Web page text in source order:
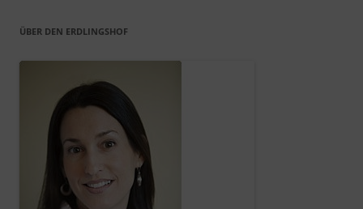
ÜBER DEN ERDLINGSHOF